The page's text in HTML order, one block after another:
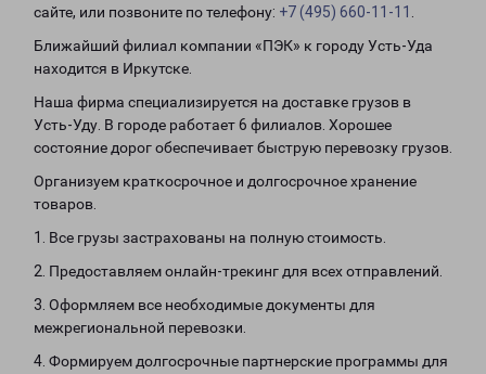
сайте, или позвоните по телефону: +7 (495) 660-11-11
Ближайший филиал компании «ПЭК» к городу Усть-Уда
находится в Иркутске.
Наша фирма специализируется на доставке грузов в
Усть-Уду. В городе работает 6 филиалов. Хорошее
состояние дорог обеспечивает быструю перевозку грузов.
Организуем краткосрочное и долгосрочное хранение
товаров.
1. Все грузы застрахованы на полную стоимость.
2. Предоставляем онлайн-трекинг для всех отправлений.
3. Оформляем все необходимые документы для
межрегиональной перевозки.
4. Формируем долгосрочные партнерские программы для